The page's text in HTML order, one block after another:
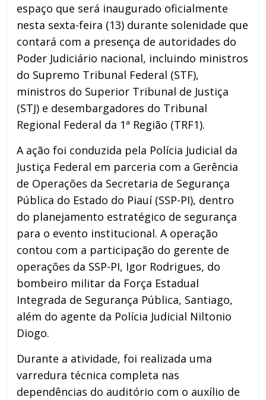
espaço que será inaugurado oficialmente
nesta sexta-feira (13) durante solenidade que
contará com a presença de autoridades do
Poder Judiciário nacional, incluindo ministros
do Supremo Tribunal Federal (STF),
ministros do Superior Tribunal de Justiça
(STJ) e desembargadores do Tribunal
Regional Federal da 1ª Região (TRF1).
A ação foi conduzida pela Polícia Judicial da
Justiça Federal em parceria com a Gerência
de Operações da Secretaria de Segurança
Pública do Estado do Piauí (SSP-PI), dentro
do planejamento estratégico de segurança
para o evento institucional. A operação
contou com a participação do gerente de
operações da SSP-PI, Igor Rodrigues, do
bombeiro militar da Força Estadual
Integrada de Segurança Pública, Santiago,
além do agente da Polícia Judicial Niltonio
Diogo.
Durante a atividade, foi realizada uma
varredura técnica completa nas
dependências do auditório com o auxílio de